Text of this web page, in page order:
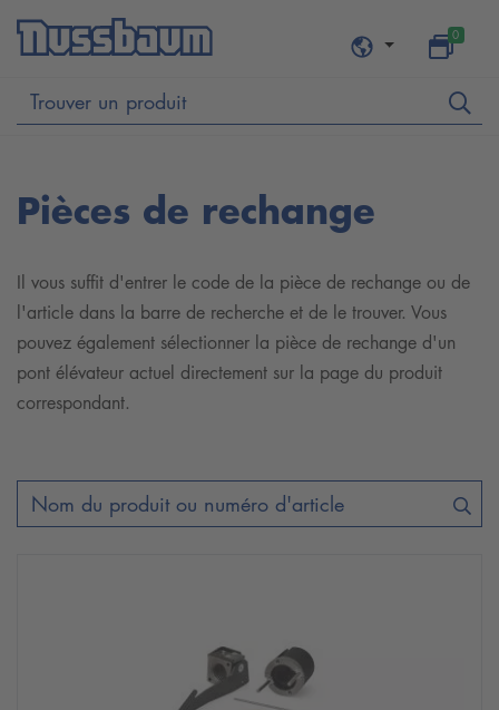
0
Pièces de rechange
Il vous suffit d'entrer le code de la pièce de rechange ou de
l'article dans la barre de recherche et de le trouver. Vous
pouvez également sélectionner la pièce de rechange d'un
pont élévateur actuel directement sur la page du produit
correspondant.